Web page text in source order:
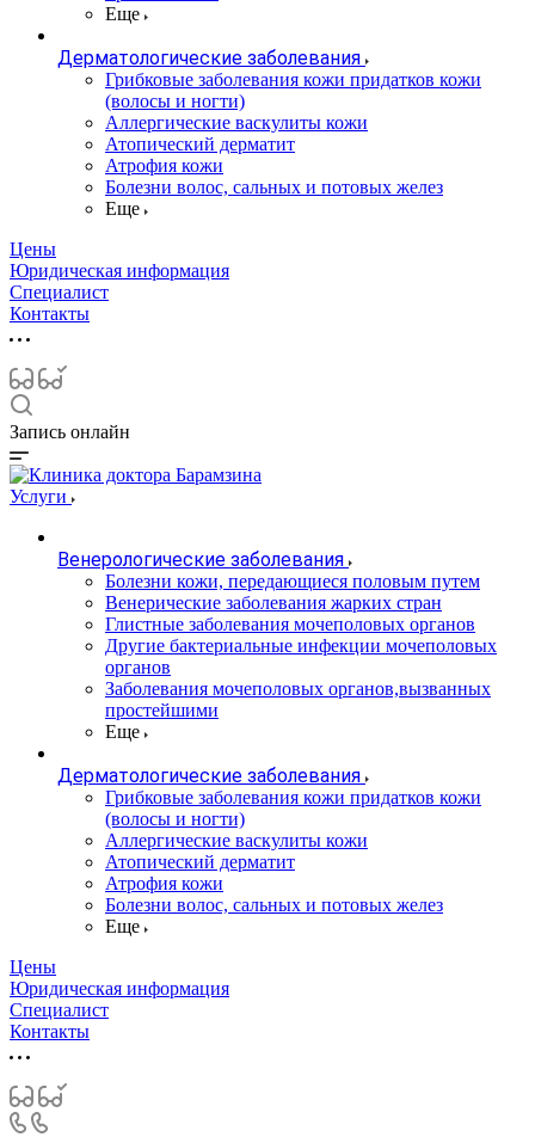
Еще
Дерматологические заболевания
Грибковые заболевания кожи придатков кожи
(волосы и ногти)
Аллергические васкулиты кожи
Атопический дерматит
Атрофия кожи
Болезни волос, сальных и потовых желез
Еще
Цены
Юридическая информация
Специалист
Контакты
Запись онлайн
Услуги
Венерологические заболевания
Болезни кожи, передающиеся половым путем
Венерические заболевания жарких стран
Глистные заболевания мочеполовых органов
Другие бактериальные инфекции мочеполовых
органов
Заболевания мочеполовых органов,вызванных
простейшими
Еще
Дерматологические заболевания
Грибковые заболевания кожи придатков кожи
(волосы и ногти)
Аллергические васкулиты кожи
Атопический дерматит
Атрофия кожи
Болезни волос, сальных и потовых желез
Еще
Цены
Юридическая информация
Специалист
Контакты